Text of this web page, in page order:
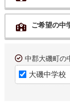
ご希望の中
中郡大磯町の
大磯中学校